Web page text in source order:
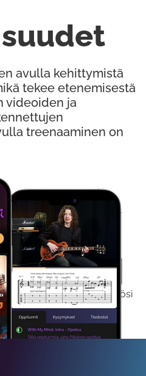
Ilmaiseksi
koko sisältömme käyttöösi
ajaksi.
avulla kehittymistä
tekee etenemisestä
videoiden ja
treenaaminen on